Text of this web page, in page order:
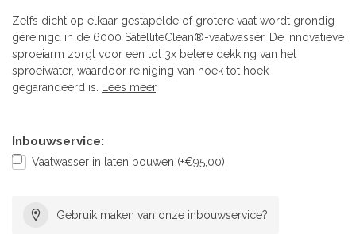
Zelfs dicht op elkaar gestapelde of grotere vaat wordt grondig
gereinigd in de 6000 SatelliteClean®-vaatwasser. De innovatieve
sproeiarm zorgt voor een tot 3x betere dekking van het
sproeiwater, waardoor reiniging van hoek tot hoek
gegarandeerd is. Lees meer.
Inbouwservice:
Vaatwasser in laten bouwen (+€95,00)
Gebruik maken van onze inbouwservice?